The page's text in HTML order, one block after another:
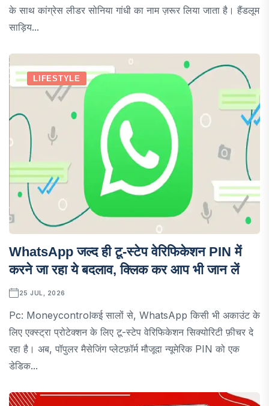
के साथ कांग्रेस लीडर सोनिया गांधी का नाम ज़रूर लिया जाता है। हैंडलूम
साड़िय...
LIFESTYLE
WhatsApp जल्द ही टू-स्टेप वेरिफिकेशन PIN में
करने जा रहा ये बदलाव, क्लिक कर आप भी जान लें
25 JUL, 2026
Pc: Moneycontrolकई सालों से, WhatsApp किसी भी अकाउंट के
लिए एक्स्ट्रा प्रोटेक्शन के लिए टू-स्टेप वेरिफिकेशन सिक्योरिटी फ़ीचर दे
रहा है। अब, पॉपुलर मैसेजिंग प्लेटफ़ॉर्म मौजूदा न्यूमेरिक PIN को एक
डेडिक...